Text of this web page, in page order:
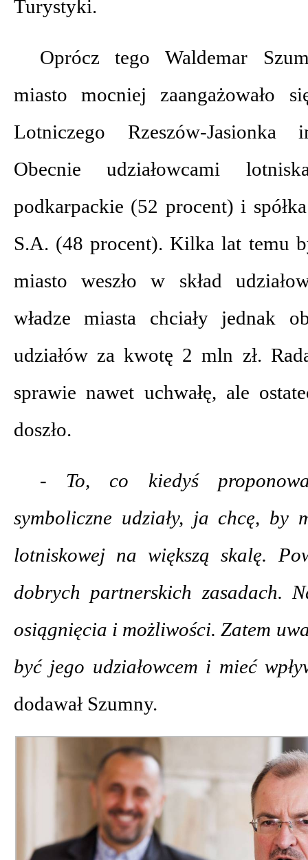
Turystyki.
Oprócz tego Waldemar
miasto mocniej zaangażowało
Lotniczego Rzeszów-
Obecnie udziałowcami
podkarpackie (52 procent) i
S.A. (48 procent). Kilka lat temu
miasto weszło w skład
władze miasta chciały jednak
udziałów za kwotę 2 mln zł.
sprawie nawet uchwałę, ale
doszło.
- To, co kiedyś
symboliczne udziały, ja chcę, by
lotniskowej na większą skalę.
dobrych partnerskich zasadach.
osiągnięcia i możliwości. Zatem
być jego udziałowcem i mieć
dodawał Szumny.